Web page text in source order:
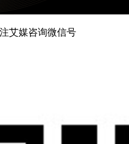
艾媒咨询微信号